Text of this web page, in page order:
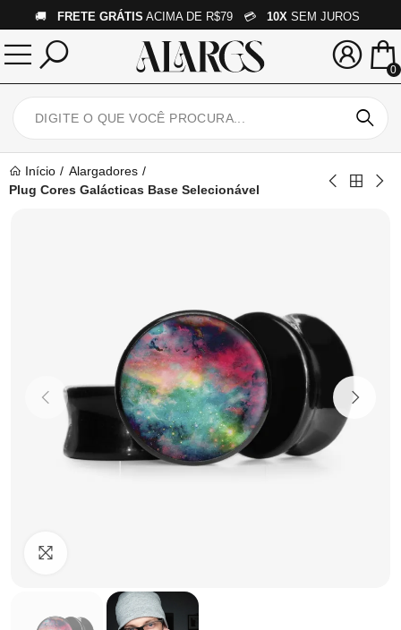
🚚 FRETE GRÁTIS ACIMA DE R$79 💳 10X SEM JUROS
0
Início
Alargadores
Plug Cores Galácticas Base Selecionável